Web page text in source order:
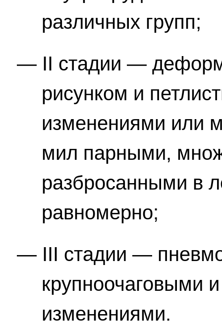
различных групп;
II стадии —
рисунком и
изменениями или
мил парными,
разбросанными в
равномерно;
III стадии —
крупноочаговыми
изменениями.